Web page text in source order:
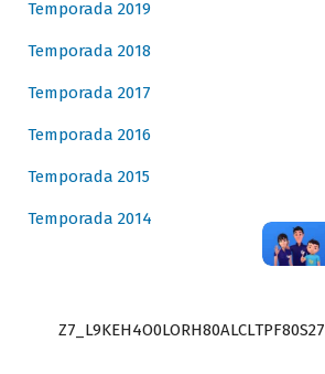
Temporada 2019
Temporada 2018
Temporada 2017
Temporada 2016
Temporada 2015
Temporada 2014
Z7_L9KEH4O0LORH80ALCLTPF80S27